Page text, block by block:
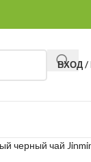
ВХОД /
черный чай